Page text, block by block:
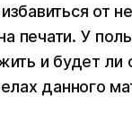
от
печати. У
и будет ли
данного